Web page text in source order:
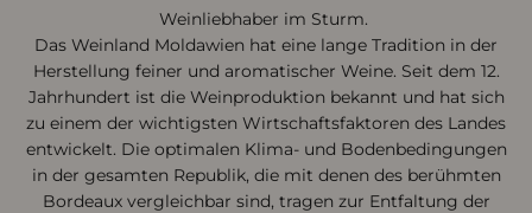
Weinliebhaber im Sturm.
Das Weinland Moldawien hat eine lange Tradition in der
Herstellung feiner und aromatischer Weine. Seit dem 12.
Jahrhundert ist die Weinproduktion bekannt und hat sich
zu einem der wichtigsten Wirtschaftsfaktoren des Landes
entwickelt. Die optimalen Klima- und Bodenbedingungen
in der gesamten Republik, die mit denen des berühmten
Bordeaux vergleichbar sind, tragen zur Entfaltung der